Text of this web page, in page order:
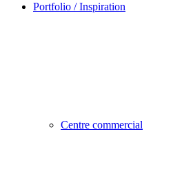
Portfolio / Inspiration
Centre commercial